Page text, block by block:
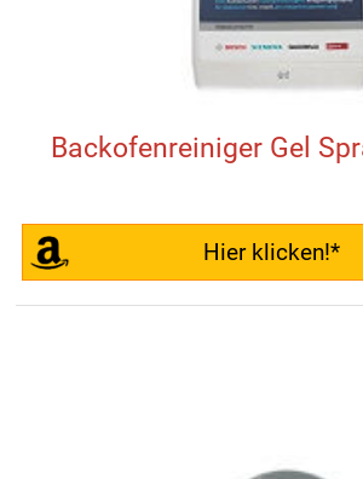
Backofenreiniger Gel
Hier klicken!*